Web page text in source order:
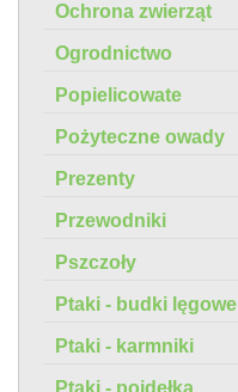
Ochrona zwierząt
Ogrodnictwo
Popielicowate
Pożyteczne owady
Prezenty
Przewodniki
Pszczoły
Ptaki - budki lęgowe
Ptaki - karmniki
Ptaki - poidełka